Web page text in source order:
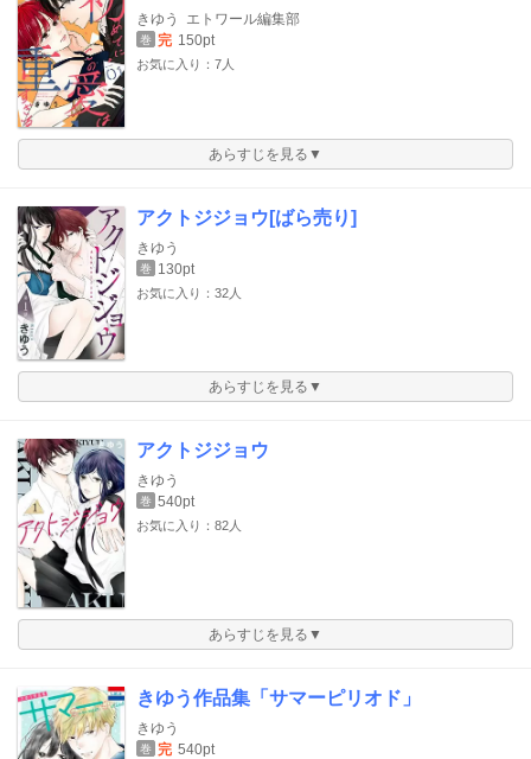
きゆう エトワール編集部
巻 完 150pt
お気に入り：7人
あらすじを見る▼
アクトジジョウ[ばら売り]
きゆう
巻 130pt
お気に入り：32人
あらすじを見る▼
アクトジジョウ
きゆう
巻 540pt
お気に入り：82人
あらすじを見る▼
きゆう作品集「サマーピリオド」
きゆう
巻 完 540pt